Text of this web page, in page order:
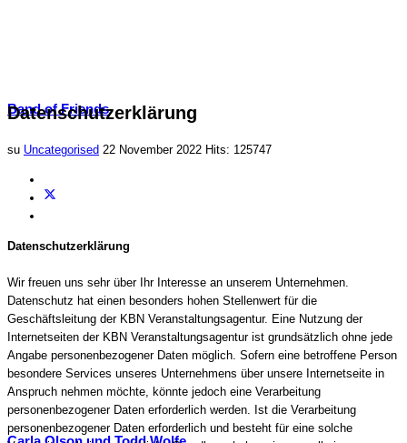
Band of Friends
Datenschutzerklärung
su Uncategorised 22 November 2022 Hits: 125747
Datenschutzerklärung
Wir freuen uns sehr über Ihr Interesse an unserem Unternehmen.
Datenschutz hat einen besonders hohen Stellenwert für die
Geschäftsleitung der KBN Veranstaltungsagentur. Eine Nutzung der
Internetseiten der KBN Veranstaltungsagentur ist grundsätzlich ohne jede
Angabe personenbezogener Daten möglich. Sofern eine betroffene Person
besondere Services unseres Unternehmens über unsere Internetseite in
Anspruch nehmen möchte, könnte jedoch eine Verarbeitung
personenbezogener Daten erforderlich werden. Ist die Verarbeitung
personenbezogener Daten erforderlich und besteht für eine solche